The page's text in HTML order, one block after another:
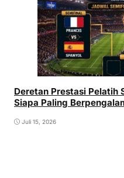
Deretan Prestasi Pelatih
Siapa Paling
Juli 15, 2026